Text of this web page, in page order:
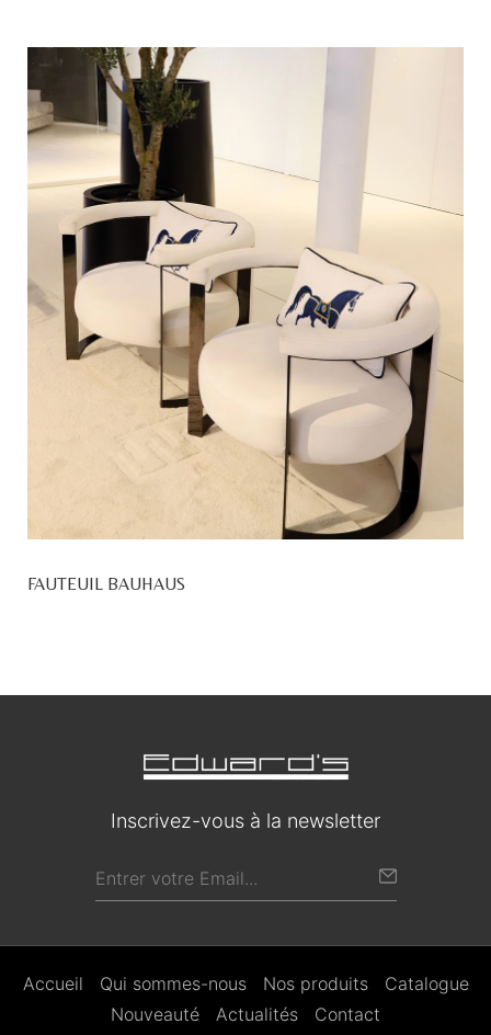
FAUTEUIL BAUHAUS
Inscrivez-vous à la newsletter
Accueil Qui sommes-nous Nos produits
Catalogue
Nouveauté
Actualités Contact